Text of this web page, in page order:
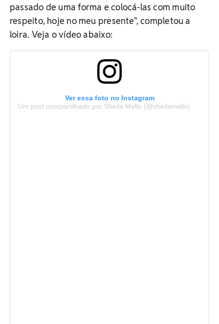
passado de uma forma e colocá-las com muito
respeito, hoje no meu presente", completou a
loira. Veja o vídeo abaixo:
Ver essa foto no Instagram
Um post compartilhado por Sheila Mello (@sheilamello)